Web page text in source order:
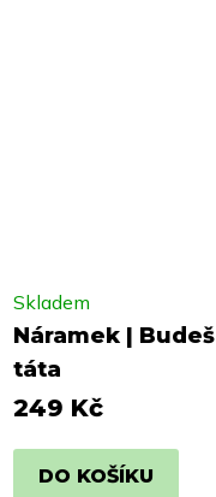
Náramek | Budeš
táta
Skladem
249 Kč
DO KOŠÍKU